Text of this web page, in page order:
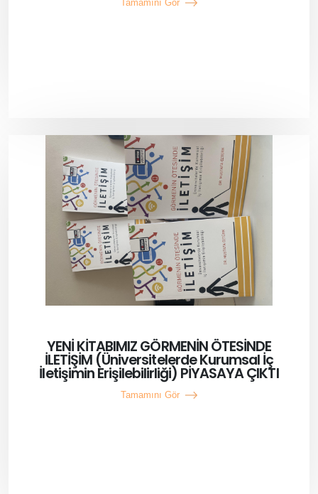
Tamamını Gör
YENİ KİTABIMIZ GÖRMENİN ÖTESİNDE
İLETİŞİM (Üniversitelerde Kurumsal İç
İletişimin Erişilebilirliği) PİYASAYA ÇIKTI
Tamamını Gör